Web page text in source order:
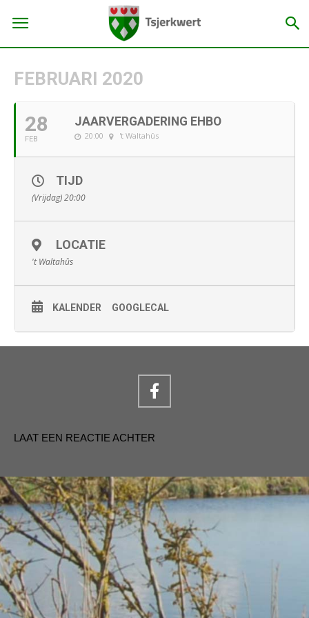
FEBRUARI 2020
28
FEB
JAARVERGADERING EHBO
20:00 't Waltahûs
TIJD
(Vrijdag) 20:00
LOCATIE
't Waltahûs
KALENDER GOOGLECAL
LAAT EEN REACTIE ACHTER